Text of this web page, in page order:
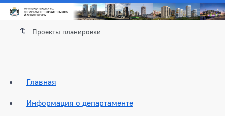
Проекты планировки
Главная
Информация о департаменте